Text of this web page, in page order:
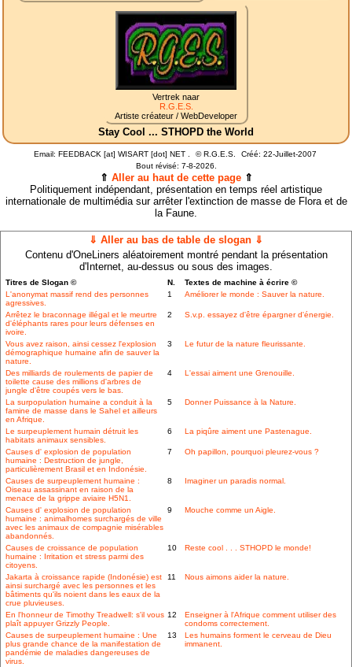
Vertrek naar
R.G.E.S.
Artiste créateur / WebDeveloper
Stay Cool ... STHOPD the World
Email: FEEDBACK [at] WISART [dot] NET . ©R.G.E.S.
Créé: 22-Juillet-2007
Bout révisé: 7-8-2026.
⇑ Aller au haut de cette page⇑
Politiquement indépendant, présentation en temps réel artistique
internationale de multimédia sur arrêter l'extinction de masse de Flora et de
la Faune.
⇓ Aller au bas de table de slogan ⇓
Contenu d'OneLiners aléatoirement montré pendant la présentation
d'Internet, au-dessus ou sous des images.
Titres de Slogan © N.
Textes de machine à écrire ©
L'anonymat massif rend des personnes
agressives.
1 Améliorer le monde : Sauver la nature.
Arrêtez le braconnage illégal et le meurtre
d'éléphants rares pour leurs défenses en
ivoire.
2 S.v.p. essayez d'être épargner d'énergie.
Vous avez raison, ainsi cessez l'explosion
démographique humaine afin de sauver la
nature.
3 Le futur de la nature fleurissante.
Des milliards de roulements de papier de
toilette cause des millions d'arbres de
jungle d'être coupés vers le bas.
4 L'essai aiment une Grenouille.
La surpopulation humaine a conduit à la
famine de masse dans le Sahel et ailleurs
en Afrique.
5 Donner Puissance à la Nature.
Le surpeuplement humain détruit les
habitats animaux sensibles.
6 La piqûre aiment une Pastenague.
Causes d' explosion de population
humaine : Destruction de jungle,
particulièrement Brasil et en Indonésie.
7 Oh papillon, pourquoi pleurez-vous ?
Causes de surpeuplement humaine :
Oiseau assassinant en raison de la
menace de la grippe aviaire H5N1.
8 Imaginer un paradis normal.
Causes d' explosion de population
humaine : animalhomes surchargés de ville
avec les animaux de compagnie misérables
abandonnés.
9 Mouche comme un Aigle.
Causes de croissance de population
humaine : Irritation et stress parmi des
citoyens.
10 Reste cool . . . STHOPD le monde!
Jakarta à croissance rapide (Indonésie) est
ainsi surchargé avec les personnes et les
bâtiments qu'ils noient dans les eaux de la
crue pluvieuses.
11 Nous aimons aider la nature.
En l'honneur de Timothy Treadwell: s'il vous
plaît appuyer Grizzly People.
12
Enseigner à l'Afrique comment utiliser des
condoms correctement.
Causes de surpeuplement humaine : Une
plus grande chance de la manifestation de
pandémie de maladies dangereuses de
virus.
13
Les humains forment le cerveau de Dieu
immanent.